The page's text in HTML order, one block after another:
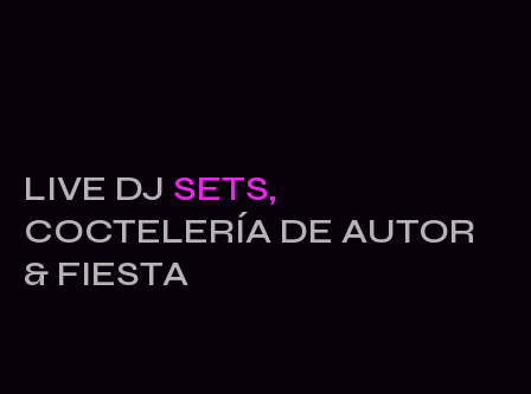
LIVE DJ SETS,
COCTELERÍA DE AUTOR
& FIESTA